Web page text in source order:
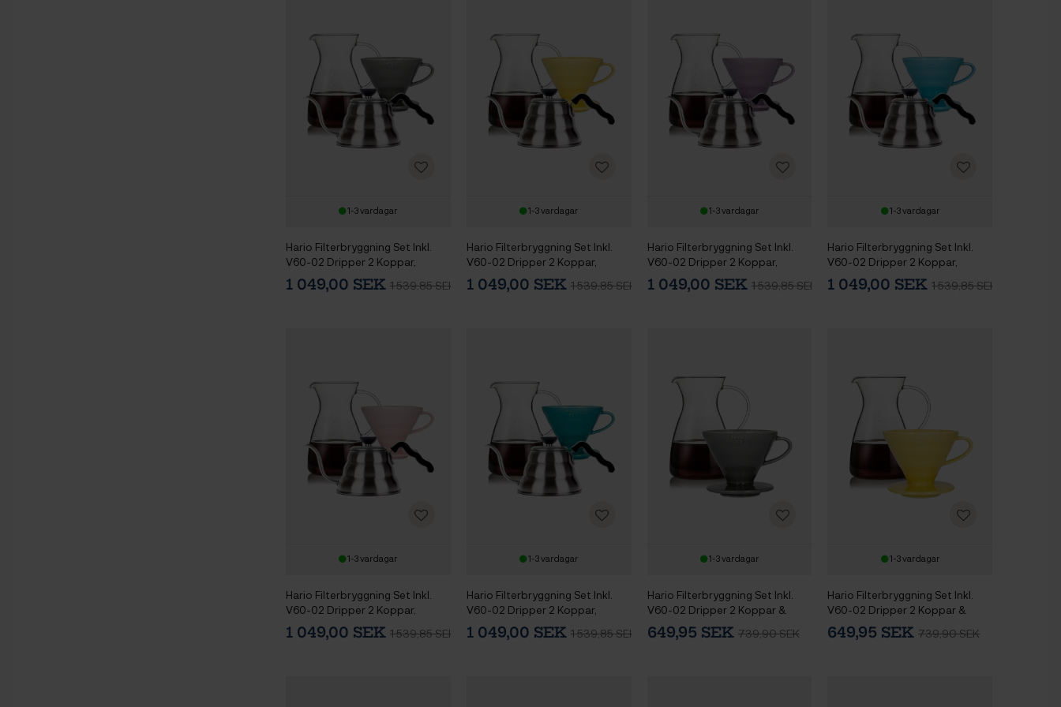
1-3 vardagar
Hario Filterbryggning Set Inkl.
V60-02 Dripper 2 Koppar,
Glaskanna 0,4 L & Vattenkokare
1 049,00 SEK 1 539,85 SEK
1-3 vardagar
Hario Filterbryggning Set Inkl.
V60-02 Dripper 2 Koppar,
Glaskanna 0,4 L & Vattenkokare
1 049,00 SEK 1 539,85 SEK
1-3 vardagar
Hario Filterbryggning Set Inkl.
V60-02 Dripper 2 Koppar,
Glaskanna 0,4 L & Vattenkokare
1 049,00 SEK 1 539,85 SEK
1-3 vardagar
Hario Filterbryggning Set Inkl.
V60-02 Dripper 2 Koppar,
Glaskanna 0,4 L & Vattenkokare
1 049,00 SEK1 539,85 SEK
1-3 vardagar
Hario Filterbryggning Set Inkl.
V60-02 Dripper 2 Koppar,
Glaskanna 0,4 L & Vattenkokare
1 049,00 SEK 1 539,85 SEK
1-3 vardagar
Hario Filterbryggning Set Inkl.
V60-02 Dripper 2 Koppar,
Glaskanna 0,4 L & Vattenkokare
1 049,00 SEK 1 539,85 SEK
1-3 vardagar
Hario Filterbryggning Set Inkl.
V60-02 Dripper 2 Koppar &
Glaskanna 0,4 L
649,95 SEK 739,90 SEK
1-3 vardagar
Hario Filterbryggning Set Inkl.
V60-02 Dripper 2 Koppar &
Glaskanna 0,4 L
649,95 SEK739,90 SEK